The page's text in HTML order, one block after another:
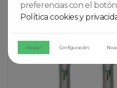
preferencias con el
Política cookies y
Aceptar Configuración No